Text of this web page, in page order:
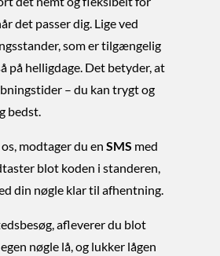
det passer dig. Lige ved
som er tilgængelig
på helligdage. Det betyder, at
– du kan trygt og
bedst.
modtager du enSMS med
blot koden i standeren,
din nøgle klar til afhentning.
afleverer du blot
nøgle lå, og lukker lågen